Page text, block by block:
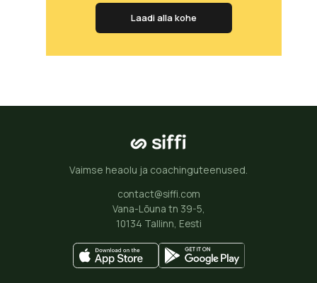
Laadi alla kohe
Vaimse heaolu ja coachinguteenused.
contact@siffi.com
Vana-Lõuna tn 39-5,
10134 Tallinn, Eesti